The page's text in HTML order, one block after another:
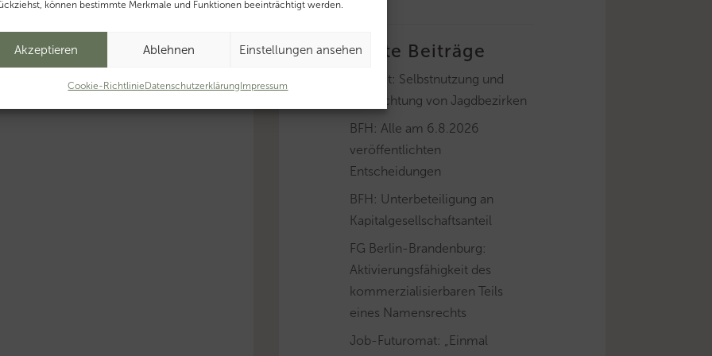
können bestimmte Merkmale und Funktionen beeinträchtigt werden.
Akzeptieren Ablehnen Einstellungen ansehen
Cookie-Richtlinie Datenschutzerklärung Impressum
letzte Beiträge
BayLfSt: Selbstnutzung und
Verpachtung von Jagdbezirken
BFH: Alle am 6.8.2026
veröffentlichten
Entscheidungen
BFH: Unterbeteiligung an
Kapitalgesellschaftsanteil
FG Berlin-Brandenburg:
Aktivierungsfähigkeit des
kommerzialisierbaren Teils
eines Namensrechts
Job-Futuromat: „Einmal